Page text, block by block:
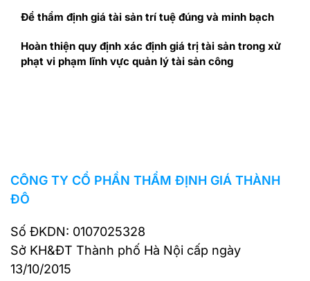
Để thẩm định giá tài sản trí tuệ đúng và minh bạch
Hoàn thiện quy định xác định giá trị tài sản trong xử
phạt vi phạm lĩnh vực quản lý tài sản công
CÔNG TY CỔ PHẦN THẨM ĐỊNH GIÁ THÀNH
ĐÔ
Số ĐKDN: 0107025328
Sở KH&ĐT Thành phố Hà Nội cấp ngày
13/10/2015